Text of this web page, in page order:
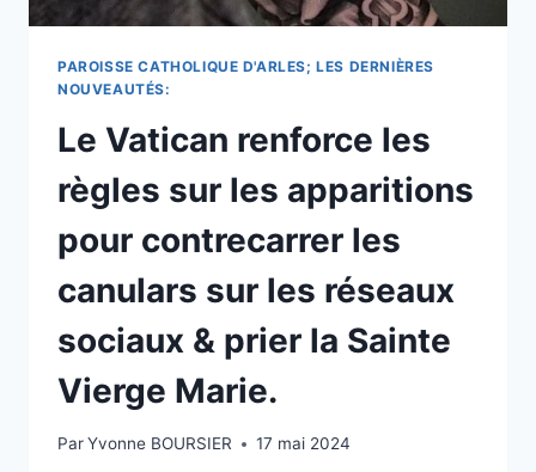
PAROISSE CATHOLIQUE D'ARLES; LES DERNIÈRES
NOUVEAUTÉS:
Le Vatican renforce les
règles sur les apparitions
pour contrecarrer les
canulars sur les réseaux
sociaux & prier la Sainte
Vierge Marie.
ParYvonne BOURSIER 17 mai 2024